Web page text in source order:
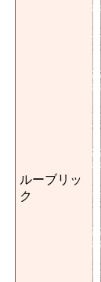
ルーブリッ
ク